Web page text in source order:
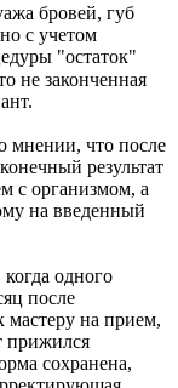
бровей, губ
с учетом
"остаток"
не законченная
мнении, что после
результат
с организмом, а
на введенный
одного
после
на прием,
прижился
сохранена,